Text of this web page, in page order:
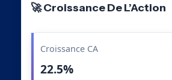
🚀 Croissance De L’Action
Croissance CA
22.5%